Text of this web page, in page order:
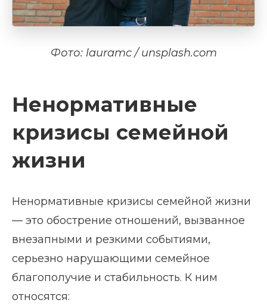
Фото: lauramc / unsplash.com
Ненормативные
кризисы семейной
жизни
Ненормативные кризисы семейной жизни
— это обострение отношений, вызванное
внезапными и резкими событиями,
серьезно нарушающими семейное
благополучие и стабильность. К ним
относятся: